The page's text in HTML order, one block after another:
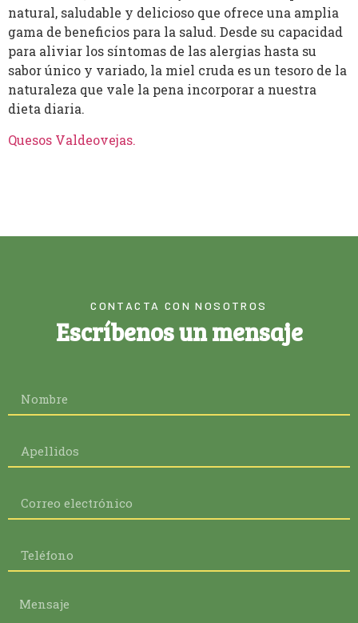
natural, saludable y delicioso que ofrece una amplia
gama de beneficios para la salud. Desde su capacidad
para aliviar los síntomas de las alergias hasta su
sabor único y variado, la miel cruda es un tesoro de la
naturaleza que vale la pena incorporar a nuestra
dieta diaria.
Quesos Valdeovejas.
CONTACTA CON NOSOTROS
Escríbenos un mensaje